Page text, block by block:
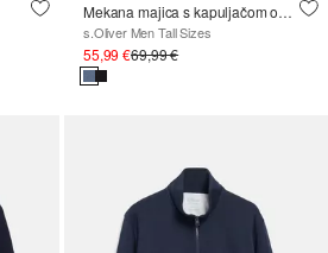
Mekana majica s kapuljačom opuštenog kroja s umjetničkim printom
s.Oliver Men Tall Sizes
55,99 €69,99 €